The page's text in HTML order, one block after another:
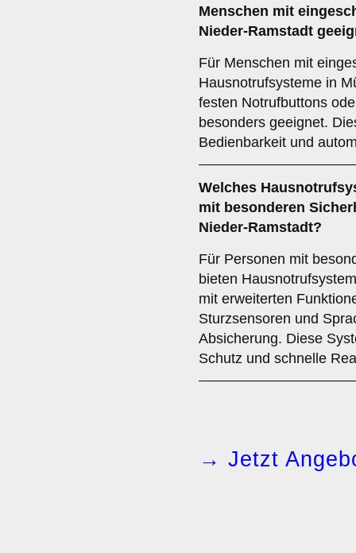
Menschen mit
Nieder-Ramstadt
Für Menschen mit
Hausnotrufsysteme in
festen Notrufbuttons
besonders geeignet.
Bedienbarkeit und
Welches
mit besonderen
Nieder-Ramstadt?
Für Personen mit
bieten
mit erweiterten
Sturzsensoren und
Absicherung. Diese
Schutz und schnelle
→ Jetzt